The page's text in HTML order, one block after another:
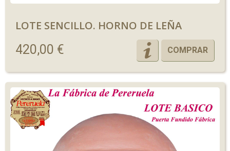
LOTE SENCILLO. HORNO DE LEÑA
420,00 € COMPRAR